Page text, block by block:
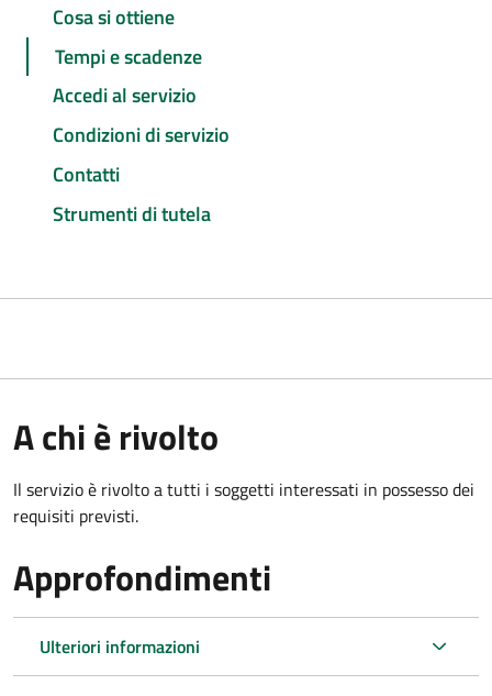
Cosa si ottiene
Tempi e scadenze
Accedi al servizio
Condizioni di servizio
Contatti
Strumenti di tutela
A chi è rivolto
Il servizio è rivolto a tutti i soggetti interessati in possesso dei
requisiti previsti.
Approfondimenti
Ulteriori informazioni